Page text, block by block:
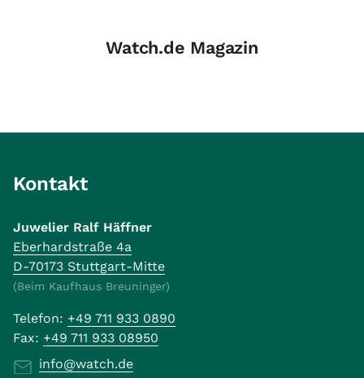
Watch.de Magazin
Kontakt
Juwelier Ralf Häffner
Eberhardstraße 4a
D-70173 Stuttgart-Mitte
(Beim Kaufhaus Breuninger)
Telefon: +49 711 933 0890
Fax: +49 711 933 08950
info@watch.de